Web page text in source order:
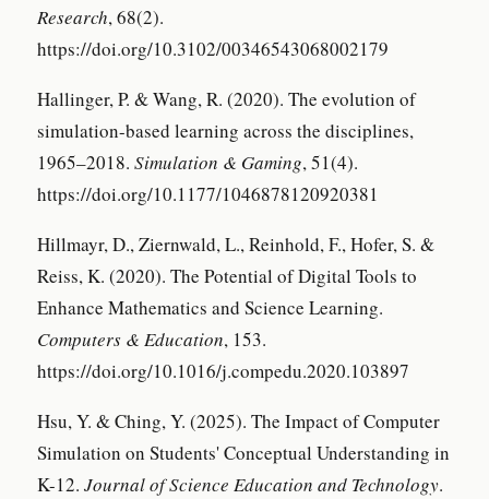
Research, 68(2).
https://doi.org/10.3102/00346543068002179
Hallinger, P. & Wang, R. (2020). The evolution of
simulation-based learning across the disciplines,
1965–2018. Simulation & Gaming, 51(4).
https://doi.org/10.1177/1046878120920381
Hillmayr, D., Ziernwald, L., Reinhold, F., Hofer, S. &
Reiss, K. (2020). The Potential of Digital Tools to
Enhance Mathematics and Science Learning.
Computers & Education, 153.
https://doi.org/10.1016/j.compedu.2020.103897
Hsu, Y. & Ching, Y. (2025). The Impact of Computer
Simulation on Students' Conceptual Understanding in
K-12. Journal of Science Education and Technology.